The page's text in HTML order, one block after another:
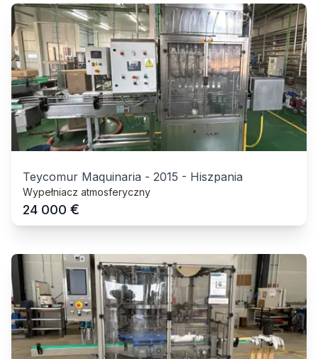
Teycomur Maquinaria - 2015 - Hiszpania
Wypełniacz atmosferyczny
24 000 €